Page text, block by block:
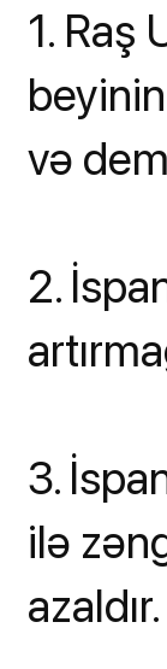
1. Raş
və
2.
3.
ilə
azaldır.